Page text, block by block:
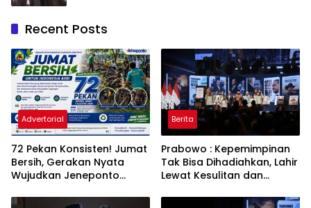
Recent Posts
Advertorial
72 Pekan Konsisten! Jumat
Bersih, Gerakan Nyata
Wujudkan Jeneponto
ASRI
Berita
Prabowo : Kepemimpinan
Tak Bisa Dihadiahkan, Lahir
Lewat Kesulitan dan